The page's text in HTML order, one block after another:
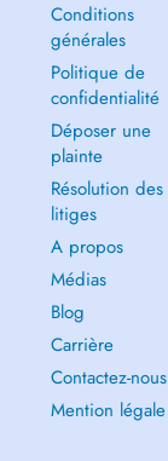
Conditions
générales
Politique de
confidentialité
Déposer une
plainte
Résolution des
litiges
A propos
Médias
Blog
Carrière
Contactez-nous
Mention légale